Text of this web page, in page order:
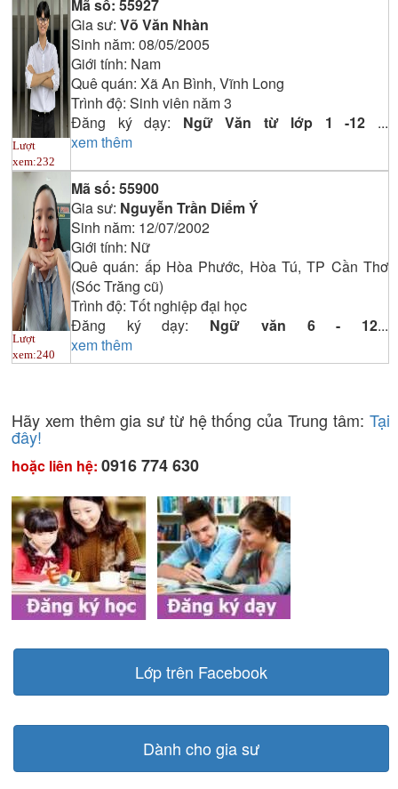
Lượt
xem:232
Mã số: 55927
Gia sư: Võ Văn Nhàn
Sinh năm: 08/05/2005
Giới tính: Nam
Quê quán: Xã An Bình, Vĩnh Long
Trình độ: Sinh viên năm 3
Đăng ký dạy: Ngữ Văn từ lớp 1 -12 ...
xem thêm
Lượt
xem:240
Mã số: 55900
Gia sư: Nguyễn Trần Diểm Ý
Sinh năm: 12/07/2002
Giới tính: Nữ
Quê quán: ấp Hòa Phước, Hòa Tú, TP Cần Thơ
(Sóc Trăng cũ)
Trình độ: Tốt nghiệp đại học
Đăng ký dạy: Ngữ văn 6 - 12...
xem thêm
Hãy xem thêm gia sư từ hệ thống của Trung tâm: Tại
đây!
hoặc liên hệ: 0916 774 630
Lớp trên Facebook
Dành cho gia sư